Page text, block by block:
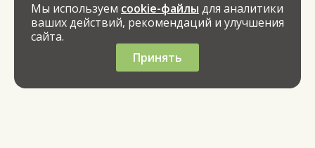
Мы используем cookie-файлы для аналитики
ваших действий, рекомендаций и улучшения
сайта.
Принять